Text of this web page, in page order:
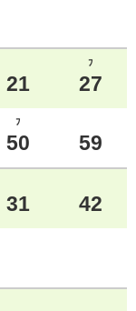
21
ﾌ
27
ﾌ
50 59
31 42